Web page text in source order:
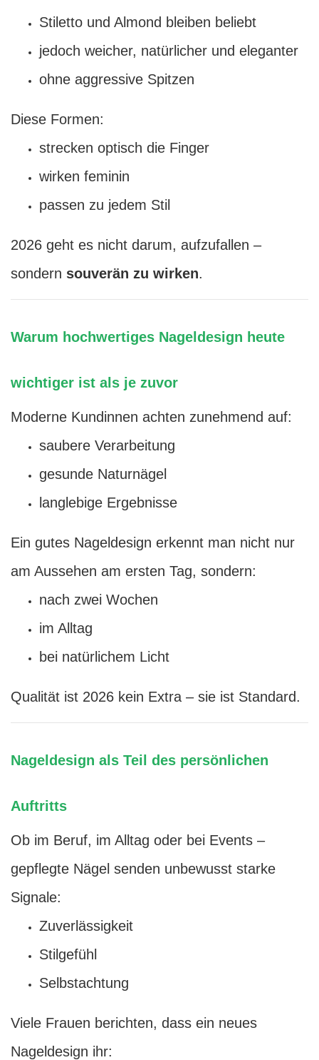
Stiletto und Almond bleiben beliebt
jedoch weicher, natürlicher und eleganter
ohne aggressive Spitzen
Diese Formen:
strecken optisch die Finger
wirken feminin
passen zu jedem Stil
2026 geht es nicht darum, aufzufallen –
sondern souverän zu wirken.
Warum hochwertiges Nageldesign heute
wichtiger ist als je zuvor
Moderne Kundinnen achten zunehmend auf:
saubere Verarbeitung
gesunde Naturnägel
langlebige Ergebnisse
Ein gutes Nageldesign erkennt man nicht nur
am Aussehen am ersten Tag, sondern:
nach zwei Wochen
im Alltag
bei natürlichem Licht
Qualität ist 2026 kein Extra – sie ist Standard.
Nageldesign als Teil des persönlichen
Auftritts
Ob im Beruf, im Alltag oder bei Events –
gepflegte Nägel senden unbewusst starke
Signale:
Zuverlässigkeit
Stilgefühl
Selbstachtung
Viele Frauen berichten, dass ein neues
Nageldesign ihr: